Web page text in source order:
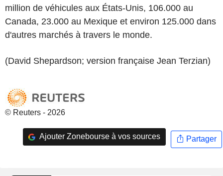
million de véhicules aux États-Unis, 106.000 au
Canada, 23.000 au Mexique et environ 125.000 dans
d'autres marchés à travers le monde.
(David Shepardson; version française Jean Terzian)
© Reuters - 2026
Ajouter Zonebourse à vos sources Partager